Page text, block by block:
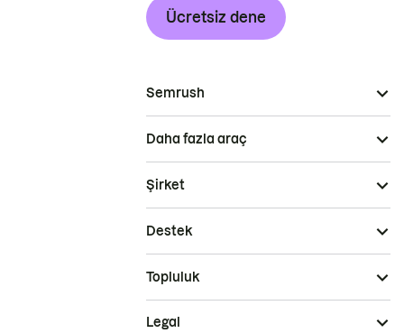
Ücretsiz dene
Semrush
Daha fazla araç
Şirket
Destek
Topluluk
Legal